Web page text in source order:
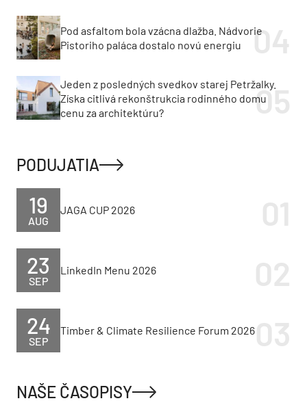
Pod asfaltom bola vzácna dlažba. Nádvorie
Pistoriho paláca dostalo novú energiu
Jeden z posledných svedkov starej Petržalky.
Získa citlivá rekonštrukcia rodinného domu
cenu za architektúru?
PODUJATIA
AUG
19 JAGA CUP 2026
SEP
23 LinkedIn Menu 2026
SEP
24 Timber & Climate Resilience Forum 2026
NAŠE ČASOPISY